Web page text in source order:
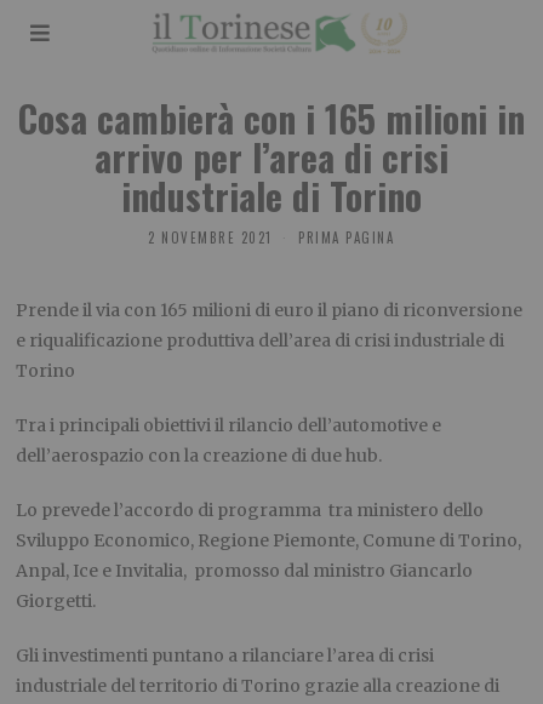
Cosa cambierà con i 165 milioni in
arrivo per l’area di crisi
industriale di Torino
2 NOVEMBRE 2021 PRIMA PAGINA
Prende il via con 165 milioni di euro il piano di riconversione
e riqualificazione produttiva dell’area di crisi industriale di
Torino
Tra i principali obiettivi il rilancio dell’automotive e
dell’aerospazio con la creazione di due hub.
Lo prevede l’accordo di programma tra ministero dello
Sviluppo Economico, Regione Piemonte, Comune di Torino,
Anpal, Ice e Invitalia, promosso dal ministro Giancarlo
Giorgetti.
Gli investimenti puntano a rilanciare l’area di crisi
industriale del territorio di Torino grazie alla creazione di